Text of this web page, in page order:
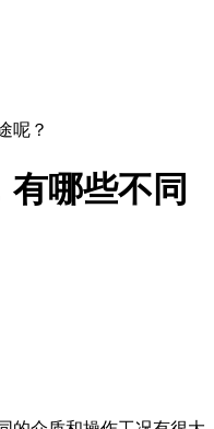
呢？
哪些不同